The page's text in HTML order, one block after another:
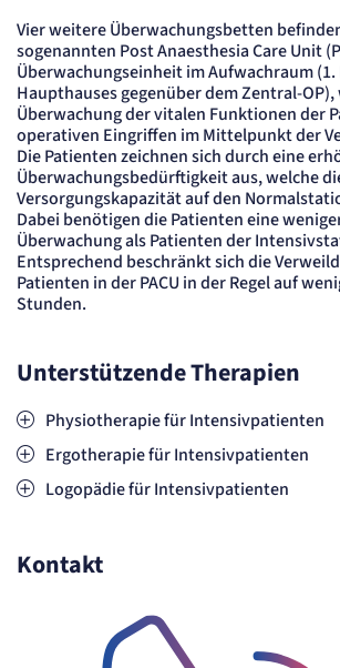
Vier weitere Überwachungsbetten
sogenannten Post Anaesthesia Care Unit
Überwachungseinheit im Aufwachraum (1.
Haupthauses gegenüber dem Zentral-OP),
Überwachung der vitalen Funktionen der
operativen Eingriffen im Mittelpunkt der
Die Patienten zeichnen sich durch eine
Überwachungsbedürftigkeit aus, welche
Versorgungskapazität auf den
Dabei benötigen die Patienten eine
Überwachung als Patienten der
Entsprechend beschränkt sich die
Patienten in der PACU in der Regel auf
Stunden.
Unterstützende Therapien
Physiotherapie für Intensivpatienten
Ergotherapie für Intensivpatienten
Logopädie für Intensivpatienten
Kontakt
Name:
isSdEnabled
Anbieter:
etracker GmbH
Zweck:
Erkennung, ob bei dem Besucher die Scrolltiefe gemessen wird.
Cookie Laufzeit:
24 Std.